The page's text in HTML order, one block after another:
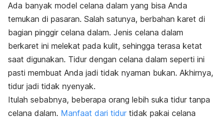
Ada banyak model celana dalam yang bisa Anda
temukan di pasaran. Salah satunya, berbahan karet di
bagian pinggir celana dalam. Jenis celana dalam
berkaret ini melekat pada kulit, sehingga terasa ketat
saat digunakan. Tidur dengan celana dalam seperti ini
pasti membuat Anda jadi tidak nyaman bukan. Akhirnya,
tidur jadi tidak nyenyak.
Itulah sebabnya, beberapa orang lebih suka tidur tanpa
celana dalam. Manfaat dari tidur tidak pakai celana